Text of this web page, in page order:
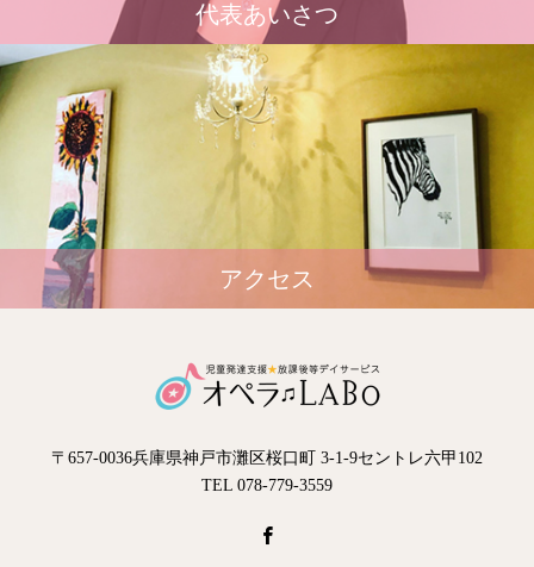
代表あいさつ
アクセス
〒657-0036兵庫県神戸市灘区桜口町 3-1-9セントレ六甲102
TEL 078-779-3559